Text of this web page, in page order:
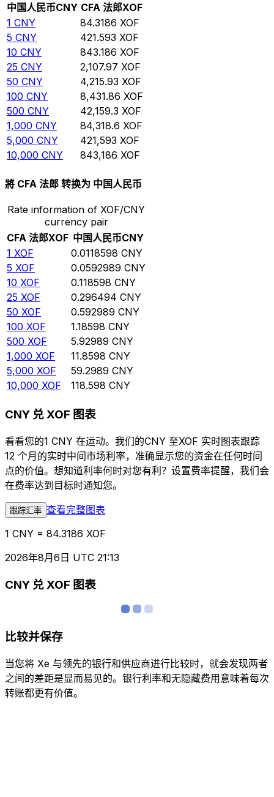
中国人民币CNY CFA 法郎XOF
1 CNY 84.3186 XOF
5 CNY 421.593 XOF
10 CNY 843.186 XOF
25 CNY 2,107.97 XOF
50 CNY 4,215.93 XOF
100 CNY 8,431.86 XOF
500 CNY 42,159.3 XOF
1,000 CNY 84,318.6 XOF
5,000 CNY 421,593 XOF
10,000 CNY 843,186 XOF
將 CFA 法郎 转换为 中国人民币
Rate information of XOF/CNY
currency pair
CFA 法郎XOF 中国人民币CNY
1 XOF 0.0118598 CNY
5 XOF 0.0592989 CNY
10 XOF 0.118598 CNY
25 XOF 0.296494 CNY
50 XOF 0.592989 CNY
100 XOF 1.18598 CNY
500 XOF 5.92989 CNY
1,000 XOF 11.8598 CNY
5,000 XOF 59.2989 CNY
10,000 XOF 118.598 CNY
CNY 兑 XOF 图表
看看您的1 CNY 在运动。我们的CNY 至XOF 实时图表跟踪
12 个月的实时中间市场利率，准确显示您的资金在任何时间
点的价值。想知道利率何时对您有利？设置费率提醒，我们会
在费率达到目标时通知您。
跟踪汇率 查看完整图表
1 CNY = 84.3186 XOF
2026年8月6日 UTC 21:13
CNY 兑 XOF 图表
比较并保存
当您将 Xe 与领先的银行和供应商进行比较时，就会发现两者
之间的差距是显而易见的。银行利率和无隐藏费用意味着每次
转账都更有价值。